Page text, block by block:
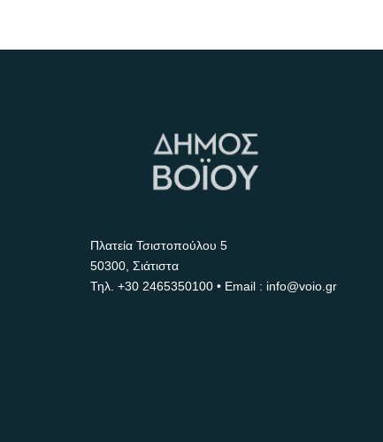
Πλατεία Τσιστοπούλου 5
50300, Σιάτιστα
Τηλ. +30 2465350100 • Email : info@voio.gr